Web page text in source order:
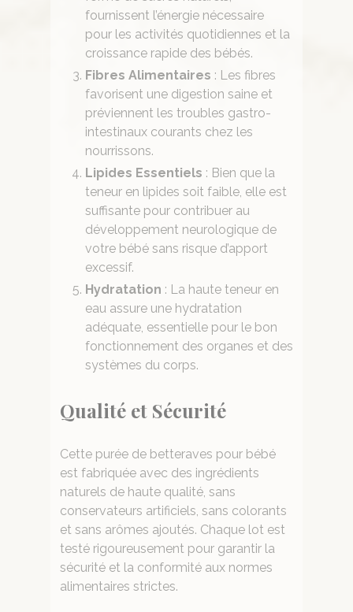
fournissent l’énergie nécessaire
pour les activités quotidiennes et la
croissance rapide des bébés.
Fibres Alimentaires : Les fibres
favorisent une digestion saine et
préviennent les troubles gastro-
intestinaux courants chez les
nourrissons.
Lipides Essentiels : Bien que la
teneur en lipides soit faible, elle est
suffisante pour contribuer au
développement neurologique de
votre bébé sans risque d’apport
excessif.
Hydratation : La haute teneur en
eau assure une hydratation
adéquate, essentielle pour le bon
fonctionnement des organes et des
systèmes du corps.
Qualité et Sécurité
Cette purée de betteraves pour bébé
est fabriquée avec des ingrédients
naturels de haute qualité, sans
conservateurs artificiels, sans colorants
et sans arômes ajoutés. Chaque lot est
testé rigoureusement pour garantir la
sécurité et la conformité aux normes
alimentaires strictes.